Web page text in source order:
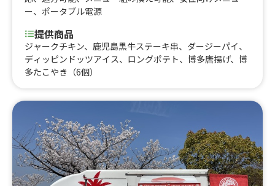
ー、 ポータブル電源
提供商品
ジャークチキン、鹿児島黒牛ステーキ串、ダージーパイ、
ディッピンドッツアイス、ロングポテト、博多唐揚げ、博
多たこやき（6個）